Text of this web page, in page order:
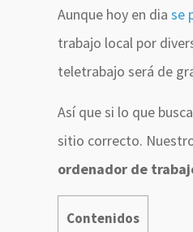
Aunque hoy en diase
trabajo local por
teletrabajo será de
Así que si lo que
sitio correcto.
ordenador de
Contenidos